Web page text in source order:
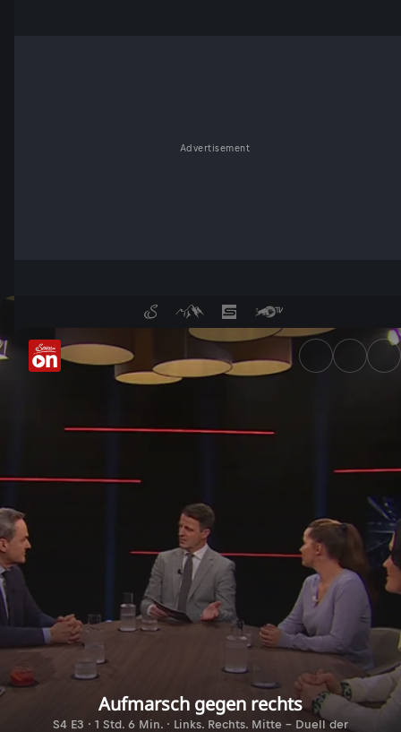
Advertisement
Aufmarsch gegen rechts:
Aufmarsch gegen rechts
S4 E3 · 1 Std. 6 Min. · Links. Rechts. Mitte - Duell der